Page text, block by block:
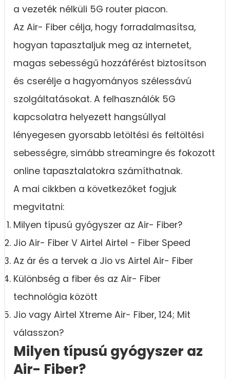
a vezeték nélküli 5G router piacon.
Az Air- Fiber célja, hogy forradalmasítsa,
hogyan tapasztaljuk meg az internetet,
magas sebességű hozzáférést biztosítson
és cserélje a hagyományos szélessávú
szolgáltatásokat. A felhasználók 5G
kapcsolatra helyezett hangsúllyal
lényegesen gyorsabb letöltési és feltöltési
sebességre, simább streamingre és fokozott
online tapasztalatokra számíthatnak.
A mai cikkben a következőket fogjuk
megvitatni:
Milyen típusú gyógyszer az Air- Fiber?
Jio Air- Fiber V Airtel Airtel - Fiber Speed
Az ár és a tervek a Jio vs Airtel Air- Fiber
Különbség a fiber és az Air- Fiber
technológia között
Jio vagy Airtel Xtreme Air- Fiber, 124; Mit
válasszon?
Milyen típusú gyógyszer az
Air- Fiber?